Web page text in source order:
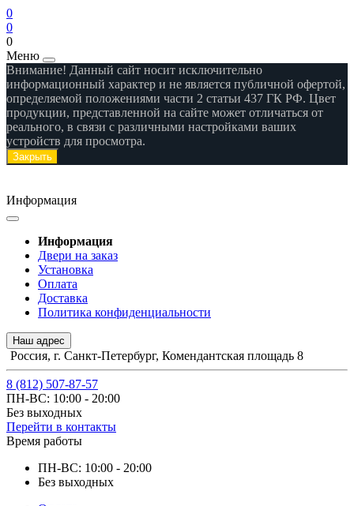
0
0
0
Меню
Внимание! Данный сайт носит исключительно
информационный характер и не является публичной офертой,
определяемой положениями части 2 статьи 437 ГК РФ. Цвет
продукции, представленной на сайте может отличаться от
реального, в связи с различными настройками ваших
устройств для просмотра.
Закрыть
Информация
Информация
Двери на заказ
Установка
Оплата
Доставка
Политика конфиденциальности
Наш адрес
Россия, г. Санкт-Петербург, Комендантская площадь 8
8 (812) 507-87-57
ПН-ВС: 10:00 - 20:00
Без выходных
Перейти в контакты
Время работы
ПН-ВС: 10:00 - 20:00
Без выходных